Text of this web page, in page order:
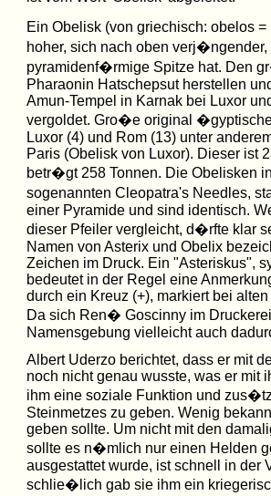
Ein Obelisk (von griechisch: obelos
hoher, sich nach oben
pyramidenf�rmige Spitze hat. Den
Pharaonin Hatschepsut herstellen
Amun-Tempel in Karnak bei Luxor
vergoldet. Gro�e original
Luxor (4) und Rom (13) unter
Paris (Obelisk von Luxor). Dieser ist
betr�gt 258 Tonnen. Die Obelisken
sogenannten Cleopatra's Needles,
einer Pyramide und sind identisch.
dieser Pfeiler vergleicht, d�rfte klar
Namen von Asterix und Obelix
Zeichen im Druck. Ein "Asteriskus",
bedeutet in der Regel eine
durch ein Kreuz (+), markiert bei
Da sich Ren� Goscinny im
Namensgebung vielleicht auch
Albert Uderzo berichtet, dass er mit
noch nicht genau wusste, was er mit
ihm eine soziale Funktion und
Steinmetzes zu geben. Wenig
geben sollte. Um nicht mit den
sollte es n�mlich nur einen Helden
ausgestattet wurde, ist schnell in der
schlie�lich gab sie ihm ein